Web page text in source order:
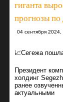
гиганта
прогнозы по
04 сентября 2024,
📈Сегежа
Президент
холдинг
ранее
актуальными